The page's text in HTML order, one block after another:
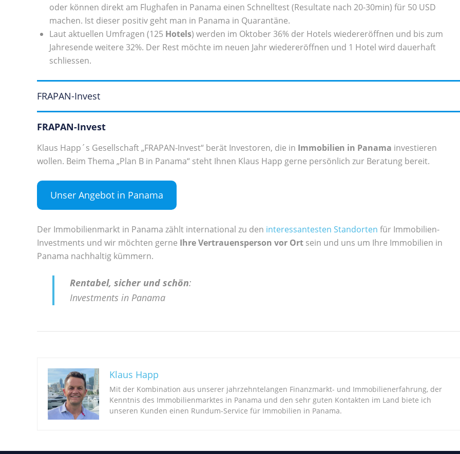
oder können direkt am Flughafen in Panama einen Schnelltest (Resultate nach 20-30min) für 50 USD
machen. Ist dieser positiv geht man in Panama in Quarantäne.
Laut aktuellen Umfragen (125 Hotels) werden im Oktober 36% der Hotels wiedereröffnen und bis zum
Jahresende weitere 32%. Der Rest möchte im neuen Jahr wiedereröffnen und 1 Hotel wird dauerhaft
schliessen.
FRAPAN-Invest
FRAPAN-Invest
Klaus Happ´s Gesellschaft „FRAPAN-Invest“ berät Investoren, die in Immobilien in Panama investieren
wollen. Beim Thema „Plan B in Panama“ steht Ihnen Klaus Happ gerne persönlich zur Beratung bereit.
Unser Angebot in Panama
Der Immobilienmarkt in Panama zählt international zu den interessantesten Standorten für Immobilien-
Investments und wir möchten gerne Ihre Vertrauensperson vor Ort sein und uns um Ihre Immobilien in
Panama nachhaltig kümmern.
Rentabel, sicher und schön:
Investments in Panama
Klaus Happ
Mit der Kombination aus unserer jahrzehntelangen Finanzmarkt- und Immobilienerfahrung, der
Kenntnis des Immobilienmarktes in Panama und den sehr guten Kontakten im Land biete ich
unseren Kunden einen Rundum-Service für Immobilien in Panama.